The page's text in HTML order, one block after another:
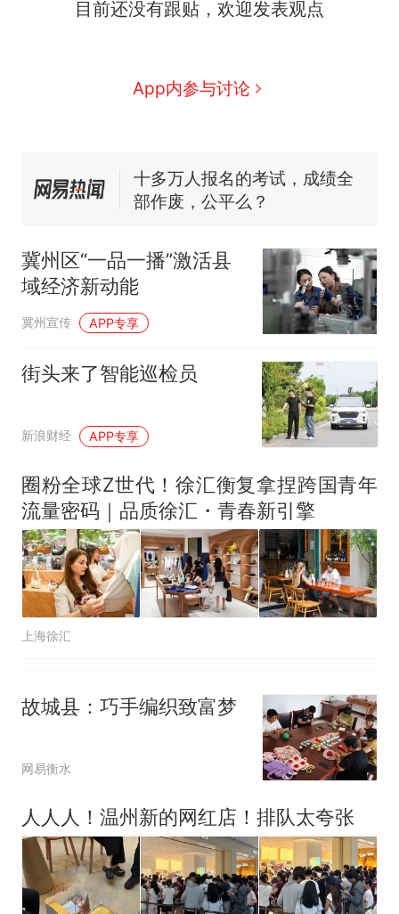
目前还没有跟贴，欢迎发表观点
App内参与讨论
人生
新 搬家报价570元，搬到楼下
部作废，公平么？
空调24小时开着反而更省电？
电力部门回应
试前13名均遭淘汰？教育局：
已叫停招聘，成立调查组全面
核查
“不建议大家买深色蛋糕”上热
搜，网友：天塌了！
热
那个在床头放菜刀的女孩，
因老师一句“跟我回家”改写了
人生
冀州区“一品一播”激活县
域经济新动能
冀州宣传 APP专享
街头来了智能巡检员
新浪财经 APP专享
圈粉全球Z世代！徐汇衡复拿捏跨国青年
流量密码｜品质徐汇・青春新引擎
上海徐汇
故城县：巧手编织致富梦
网易衡水
人人人！温州新的网红店！排队太夸张